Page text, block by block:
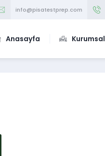
info@pisatestprep.com
Anasayfa Kurumsal